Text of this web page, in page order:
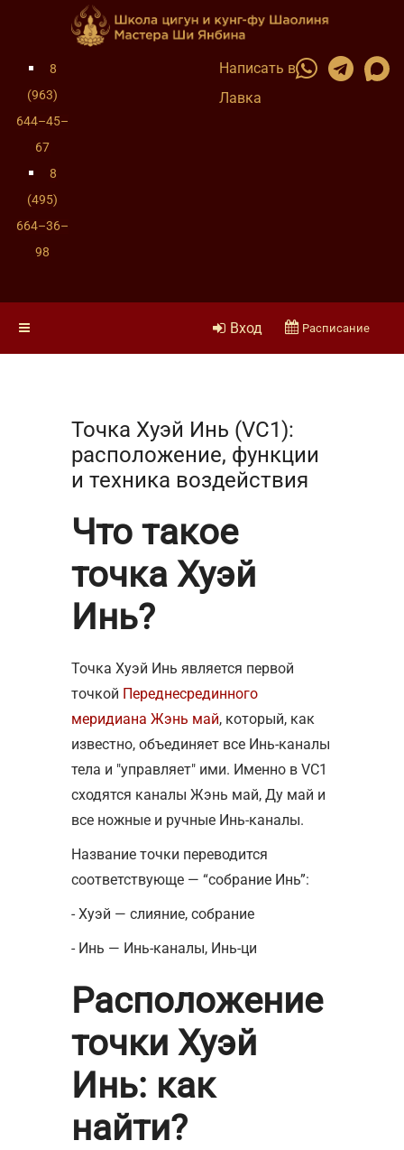
8
(963)
644–45–
67
8
(495)
664–36–
98
Написать в
Лавка
Вход Расписание
Точка Хуэй Инь (VC1):
расположение, функции
и техника воздействия
Что такое
точка Хуэй
Инь?
Точка Хуэй Инь является первой
точкой Переднесрединного
меридиана Жэнь май, который, как
известно, объединяет все Инь-каналы
тела и "управляет" ими. Именно в VC1
сходятся каналы Жэнь май, Ду май и
все ножные и ручные Инь-каналы.
Название точки переводится
соответствующе — “собрание Инь”:
- Хуэй — слияние, собрание
- Инь — Инь-каналы, Инь-ци
Расположение
точки Хуэй
Инь: как
найти?